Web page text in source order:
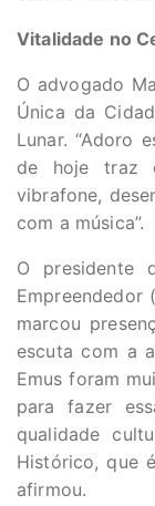
Vitalidade no
O advogado
Única da
Lunar. “Adoro
de hoje traz
vibrafone,
com a música”.
O presidente
Empreendedor
marcou
escuta com a
Emus foram
para fazer
qualidade
Histórico, que
afirmou.